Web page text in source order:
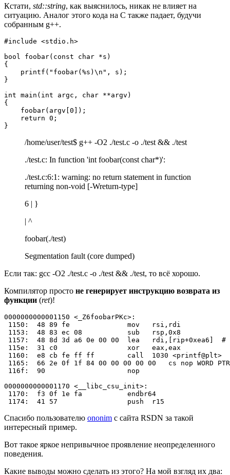
Кстати, std::string, как выяснилось, никак не влияет на
ситуацию. Аналог этого кода на C также падает, будучи
собранным g++.
#include <stdio.h>
bool foobar(const char *s)
{
    printf("foobar(%s)\n", s);
}
int main(int argc, char **argv)
{
    foobar(argv[0]);
    return 0;
}
/home/user/test$ g++ -O2 ./test.c -o ./test && ./test
./test.c: In function 'int foobar(const char*)':
./test.c:6:1: warning: no return statement in function
returning non-void [-Wreturn-type]
6 | }
| ^
foobar(./test)
Segmentation fault (core dumped)
Если так: gcc -O2 ./test.c -o ./test && ./test, то всё хорошо.
Компилятор просто не генерирует инструкцию возврата из
функции (ret)!
0000000000001150 <_Z6foobarPKc>:
1150:  48 89 fe              mov   rsi,rdi
1153:  48 83 ec 08           sub   rsp,0x8
1157:  48 8d 3d a6 0e 00 00  lea   rdi,[rip+0xea6]  #
115e:  31 c0                 xor   eax,eax
1160:  e8 cb fe ff ff        call  1030 <printf@plt>
1165:  66 2e 0f 1f 84 00 00 00 00 00   cs nop WORD
116f:  90                    nop
0000000000001170 <__libc_csu_init>:
1170:  f3 0f 1e fa           endbr64
1174:  41 57                 push  r15
Спасибо пользователю ononim с сайта RSDN за такой
интересный пример.
Вот такое яркое непривычное проявление неопределенного
поведения.
Какие выводы можно сделать из этого? На мой взгляд их два: